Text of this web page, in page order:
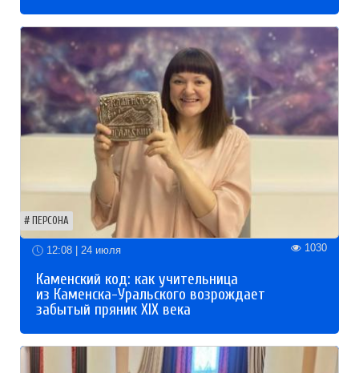
ПЕРСОНА
12:08 | 24 июля 1030
Каменский код: как учительница
из Каменска-Уральского возрождает
забытый пряник XIX века